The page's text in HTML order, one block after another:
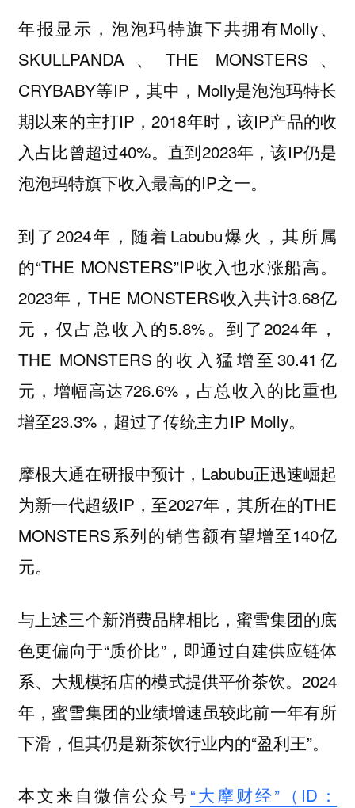
年报显示，泡泡玛特旗下共拥有Molly、
SKULLPANDA、THE MONSTERS、
CRYBABY等IP，其中，Molly是泡泡玛特长
期以来的主打IP，2018年时，该IP产品的收
入占比曾超过40%。直到2023年，该IP仍是
泡泡玛特旗下收入最高的IP之一。
到了2024年，随着Labubu爆火，其所属
的“THE MONSTERS”IP收入也水涨船高。
2023年，THE MONSTERS收入共计3.68亿
元，仅占总收入的5.8%。到了2024年，
THE MONSTERS的收入猛增至30.41亿
元，增幅高达726.6%，占总收入的比重也
增至23.3%，超过了传统主力IP Molly。
摩根大通在研报中预计，Labubu正迅速崛起
为新一代超级IP，至2027年，其所在的THE
MONSTERS系列的销售额有望增至140亿
元。
与上述三个新消费品牌相比，蜜雪集团的底
色更偏向于“质价比”，即通过自建供应链体
系、大规模拓店的模式提供平价茶饮。2024
年，蜜雪集团的业绩增速虽较此前一年有所
下滑，但其仍是新茶饮行业内的“盈利王”。
本文来自微信公众号“大摩财经”（ID：